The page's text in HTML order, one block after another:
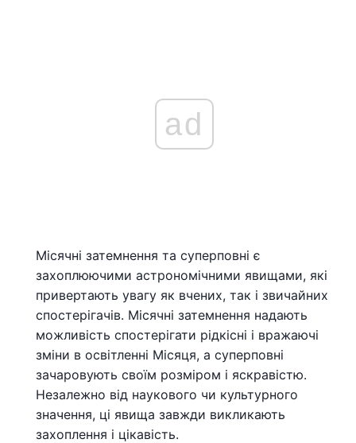
ad
Місячні затемнення та суперповні є
захоплюючими астрономічними явищами, які
привертають увагу як вчених, так і звичайних
спостерігачів. Місячні затемнення надають
можливість спостерігати рідкісні і вражаючі
зміни в освітленні Місяця, а суперповні
зачаровують своїм розміром і яскравістю.
Незалежно від наукового чи культурного
значення, ці явища завжди викликають
захоплення і цікавість.